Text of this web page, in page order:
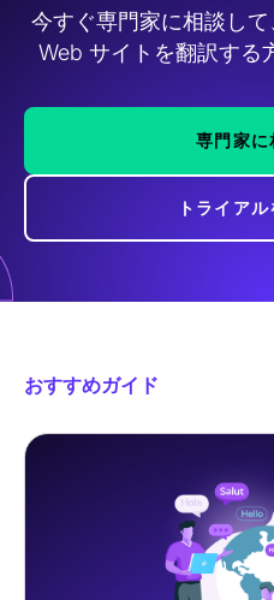
今すぐ専門家に相談し
Web サイトを翻訳する
専門家に
トライア
おすすめガイド